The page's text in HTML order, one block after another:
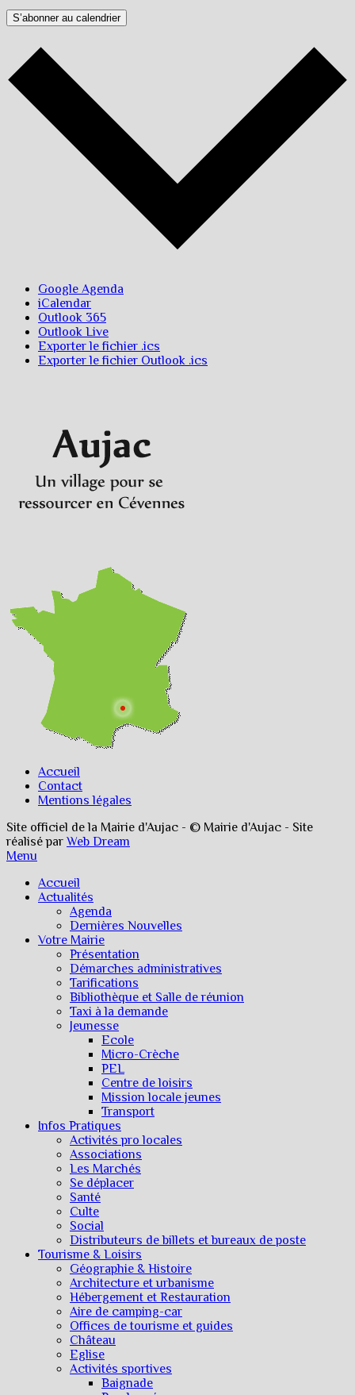
S’abonner au calendrier
Google Agenda
iCalendar
Outlook 365
Outlook Live
Exporter le fichier .ics
Exporter le fichier Outlook .ics
Accueil
Contact
Mentions légales
Site officiel de la Mairie d'Aujac - © Mairie d'Aujac - Site
réalisé parWeb Dream
Menu
Accueil
Actualités
Agenda
Dernières Nouvelles
Votre Mairie
Présentation
Démarches administratives
Tarifications
Bibliothèque et Salle de réunion
Taxi à la demande
Jeunesse
Ecole
Micro-Crèche
PEL
Centre de loisirs
Mission locale jeunes
Transport
Infos Pratiques
Activités pro locales
Associations
Les Marchés
Se déplacer
Santé
Culte
Social
Distributeurs de billets et bureaux de poste
Tourisme & Loisirs
Géographie & Histoire
Architecture et urbanisme
Hébergement et Restauration
Aire de camping-car
Offices de tourisme et guides
Château
Eglise
Activités sportives
Baignade